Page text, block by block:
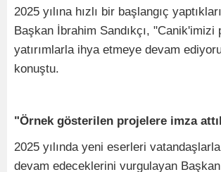
2025 yılına hızlı bir başlangıç
Başkan İbrahim Sandıkçı, "Canik'imizi
yatırımlarla ihya etmeye devam
konuştu.
"Örnek gösterilen projelere imza
2025 yılında yeni eserleri
devam edeceklerini vurgulayan